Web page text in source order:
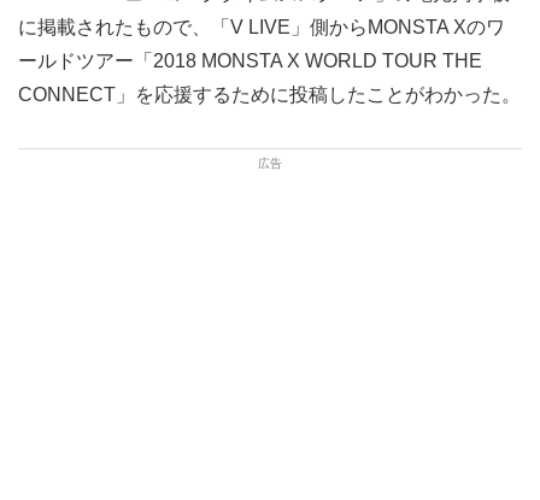
に掲載されたもので、「V LIVE」側からMONSTA Xのワ
ールドツアー「2018 MONSTA X WORLD TOUR THE
CONNECT」を応援するために投稿したことがわかった。